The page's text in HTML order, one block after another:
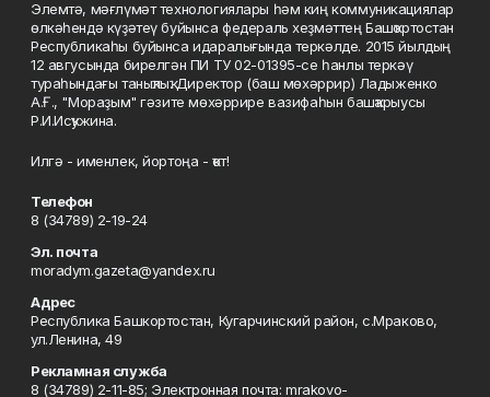
Элемтә, мәғлүмәт технологиялары һәм киң коммуникациялар
өлкәһендә күҙәтеү буйынса федераль хеҙмәттең Башҡортостан
Республикаһы буйынса идаралығында теркәлде. 2015 йылдың
12 авгусында бирелгән ПИ ТУ 02-01395-се һанлы теркәү
тураһындағы таныҡлыҡ. Директор (баш мөхәррир) Ладыженко
А.Ғ., "Мораҙым" гәзите мөхәррире вазифаһын башҡарыусы
Р.И.Исҡужина.
Илгә - именлек, йортоңа - ҡот!
Телефон
8 (34789) 2-19-24
Эл. почта
moradym.gazeta@yandex.ru
Адрес
Республика Башкортостан, Кугарчинский район, с.Мраково,
ул.Ленина, 49
Рекламная служба
8 (34789) 2-11-85; Электронная почта: mrakovo-